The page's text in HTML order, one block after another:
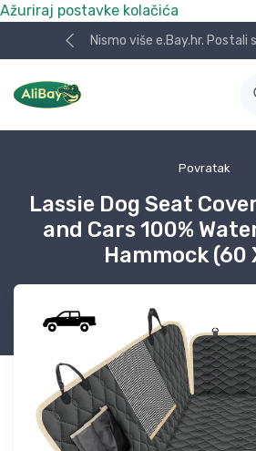
Ažuriraj postavke kolačića
Nismo više e.Bay.hr. Postali
Povratak
Lassie Dog Seat
and Cars 100%
Hammock (60